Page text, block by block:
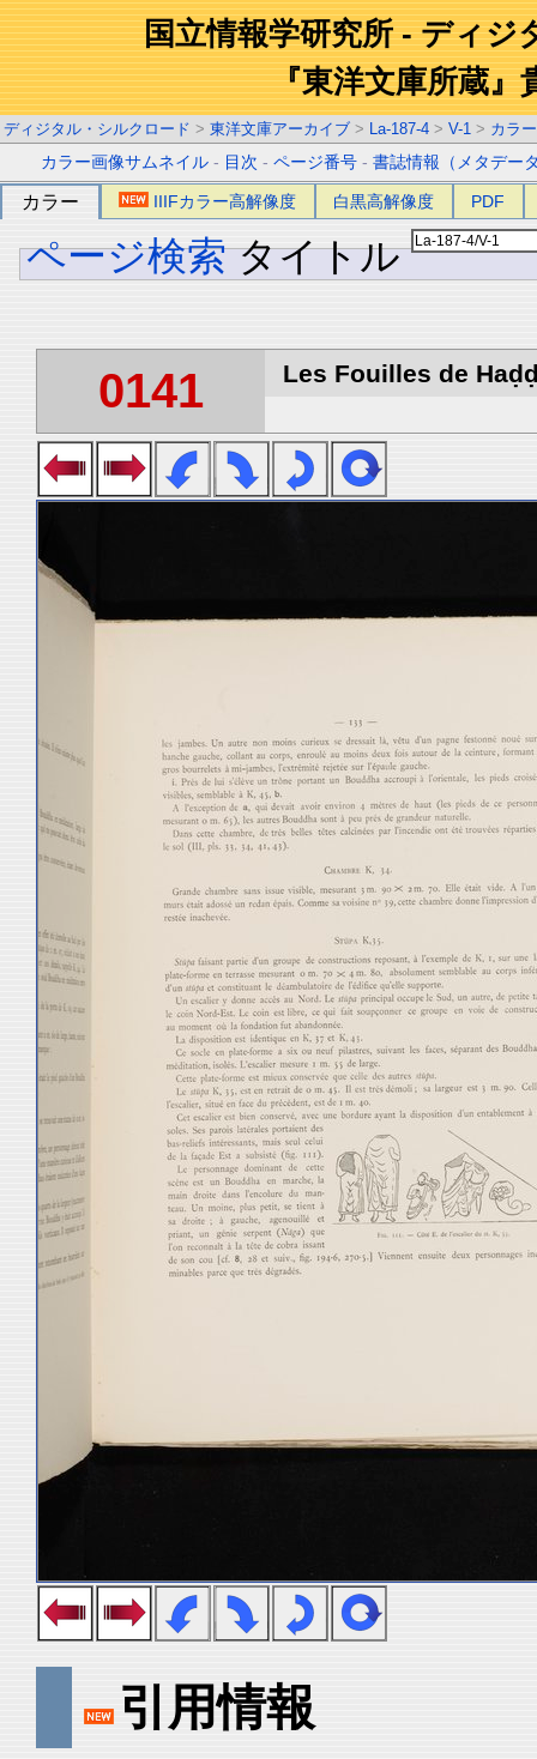
国立情報学研究所 - ディジ
『東洋文庫所蔵』
ディジタル・シルクロード > 東洋文庫アーカイブ > La-187-4 > V-1 > カラ
カラー画像サムネイル - 目次 -ページ番号 -書誌情報（メタデー
カラー IIIFカラー高解像度 白黒高解像度 PDF
ページ検索 タイトル
0141 Les Fouilles de
引用情報